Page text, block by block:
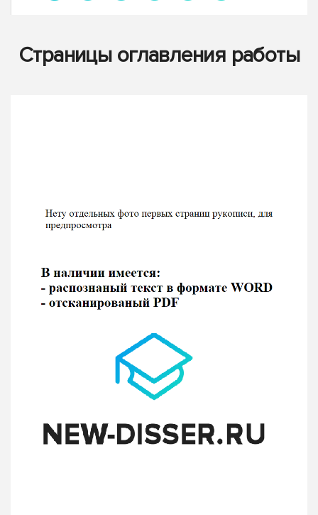
Страницы оглавления работы